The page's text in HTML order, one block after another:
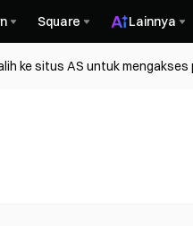
Square Lainnya
ke situs AS untuk